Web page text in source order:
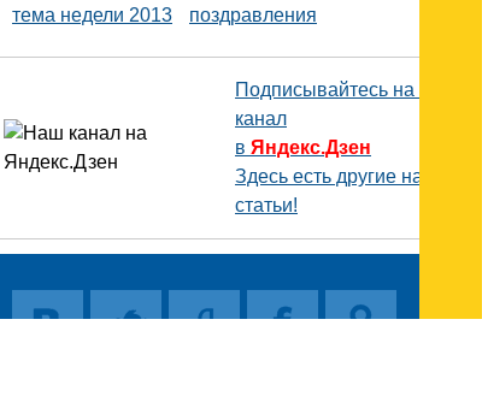
тема недели 2013
поздравления
Подписывайтесь на наш
канал
в Яндекс.Дзен
Здесь есть другие наши
статьи!